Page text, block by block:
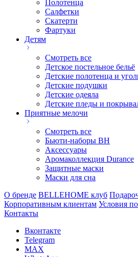
Полотенца
Салфетки
Скатерти
Фартуки
Детям
Смотреть все
Детское постельное бельё
Детские полотенца и
Детские подушки
Детские одеяла
Детские пледы и
Приятные мелочи
Смотреть все
Бьюти-наборы ВН
Аксессуары
Аромаколлекция Durance
Защитные маски
Маски для сна
О бренде BELLEHOME клуб
Корпоративным клиентам Условия
Контакты
Вконтакте
Telegram
MAX